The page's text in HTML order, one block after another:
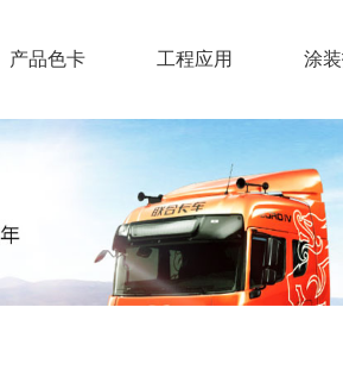
产品色卡 工程应用 涂